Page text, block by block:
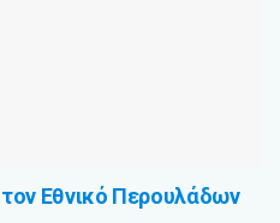
Εθνικό Περουλάδων